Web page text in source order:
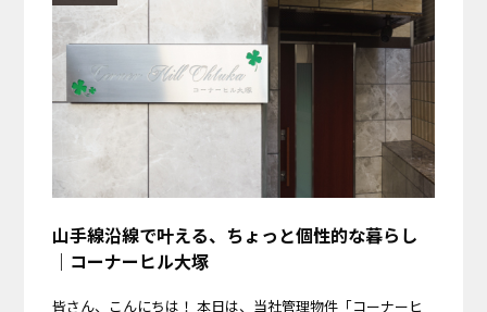
山手線沿線で叶える、ちょっと個性的な暮らし
｜コーナーヒル大塚
皆さん、こんにちは！ 本日は、当社管理物件「コーナーヒ